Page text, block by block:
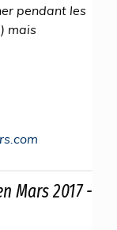
pendant les
mais
Mars 2017 -